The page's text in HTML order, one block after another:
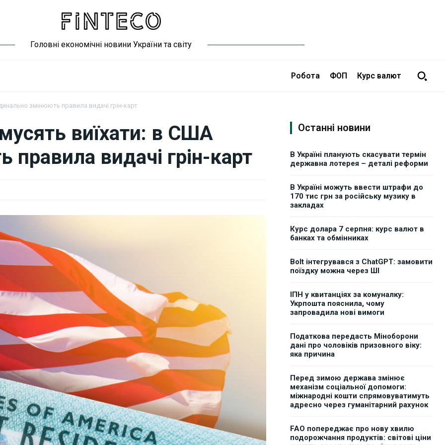
Головні економічні новини України та світу
Робота ФОП Курс валют
змінюють правила видачі грін-карт
мусять виїхати: в США
видачі грін-карт
Останні новини
В Україні планують скасувати термін
державна лотерея – деталі реформи
В Україні можуть ввести штрафи до
170 тис грн за російську музику в
закладах
Курс долара 7 серпня: курс валют в
банках та обмінниках
Bolt інтегрувався з ChatGPT: замовити
поїздку можна через ШІ
ІПН у квитанціях за комуналку:
Укрпошта пояснила, чому
запровадила нові вимоги
Податкова передасть Міноборони
дані про чоловіків призовного віку:
яка причина
Перед зимою держава змінює
механізм соціальної допомоги:
міжнародні кошти спрямовуватимуть
адресно через гуманітарний рахунок
FAO попереджає про нову хвилю
подорожчання продуктів: світові ціни